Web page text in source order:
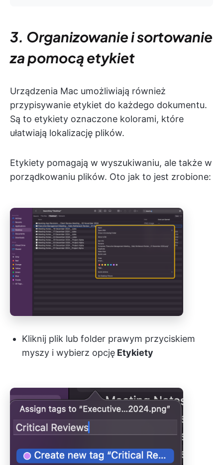
3. Organizowanie i sortowanie
za pomocą etykiet
Urządzenia Mac umożliwiają również
przypisywanie etykiet do każdego dokumentu.
Są to etykiety oznaczone kolorami, które
ułatwiają lokalizację plików.
Etykiety pomagają w wyszukiwaniu, ale także w
porządkowaniu plików. Oto jak to jest zrobione:
Kliknij plik lub folder prawym przyciskiem
myszy i wybierz opcję Etykiety